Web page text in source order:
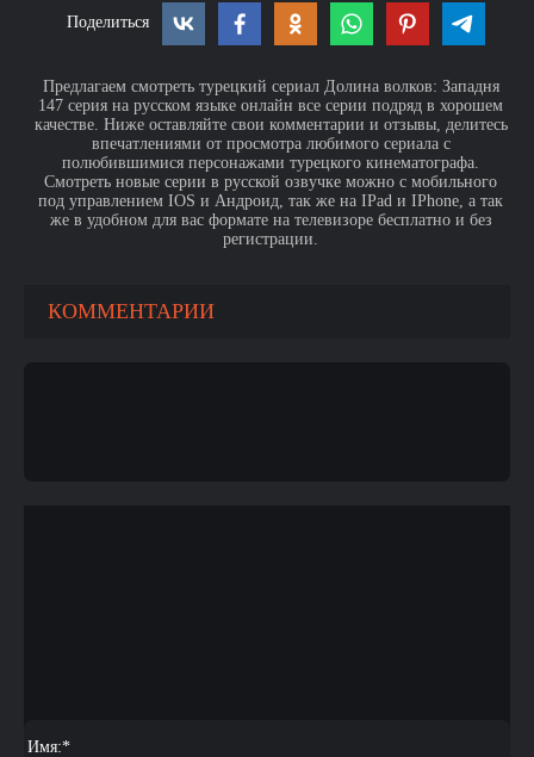
Поделиться
Предлагаем смотреть турецкий сериал Долина волков: Западня
147 серия на русском языке онлайн все серии подряд в хорошем
качестве. Ниже оставляйте свои комментарии и отзывы, делитесь
впечатлениями от просмотра любимого сериала с
полюбившимися персонажами турецкого кинематографа.
Смотреть новые серии в русской озвучке можно с мобильного
под управлением IOS и Андроид, так же на IPad и IPhone, а так
же в удобном для вас формате на телевизоре бесплатно и без
регистрации.
КОММЕНТАРИИ
Имя:*